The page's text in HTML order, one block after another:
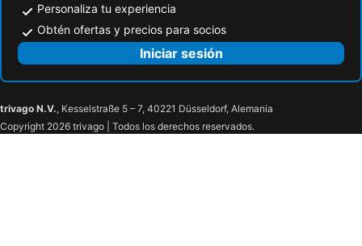
Personaliza tu experiencia
Obtén ofertas y precios para socios
Iniciar sesión
trivago N.V., Kesselstraße 5 – 7, 40221 Düsseldorf, Alemania
Copyright 2026 trivago | Todos los derechos reservados.